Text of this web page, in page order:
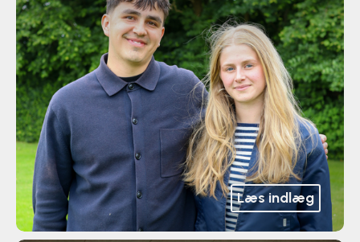
Læs indlæg
Padel
Pardans
Rytmisk gymnastik
Ski & snowboard
Spring
Styrketræning